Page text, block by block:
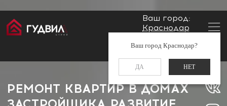
Ваш город:
Краснодар
Ваш город Краснодар?
ДА НЕТ
Заказать звонок
Главная Застройщики
РЕМОНТ КВАРТИР В ДОМАХ